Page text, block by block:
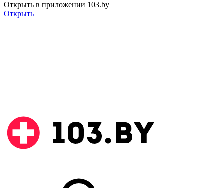
Открыть в приложении 103.by
Открыть